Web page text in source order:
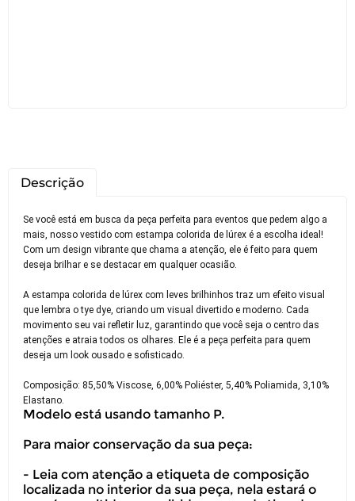
Descrição
Se você está em busca da peça perfeita para eventos que pedem algo a
mais, nosso vestido com estampa colorida de lúrex é a escolha ideal!
Com um design vibrante que chama a atenção, ele é feito para quem
deseja brilhar e se destacar em qualquer ocasião.
A estampa colorida de lúrex com leves brilhinhos traz um efeito visual
que lembra o tye dye, criando um visual divertido e moderno. Cada
movimento seu vai refletir luz, garantindo que você seja o centro das
atenções e atraia todos os olhares. Ele é a peça perfeita para quem
deseja um look ousado e sofisticado.
Composição: 85,50% Viscose, 6,00% Poliéster, 5,40% Poliamida, 3,10%
Elastano.
Modelo está usando tamanho P.
Para maior conservação da sua peça:
- Leia com atenção a etiqueta de composição
localizada no interior da sua peça, nela estará o